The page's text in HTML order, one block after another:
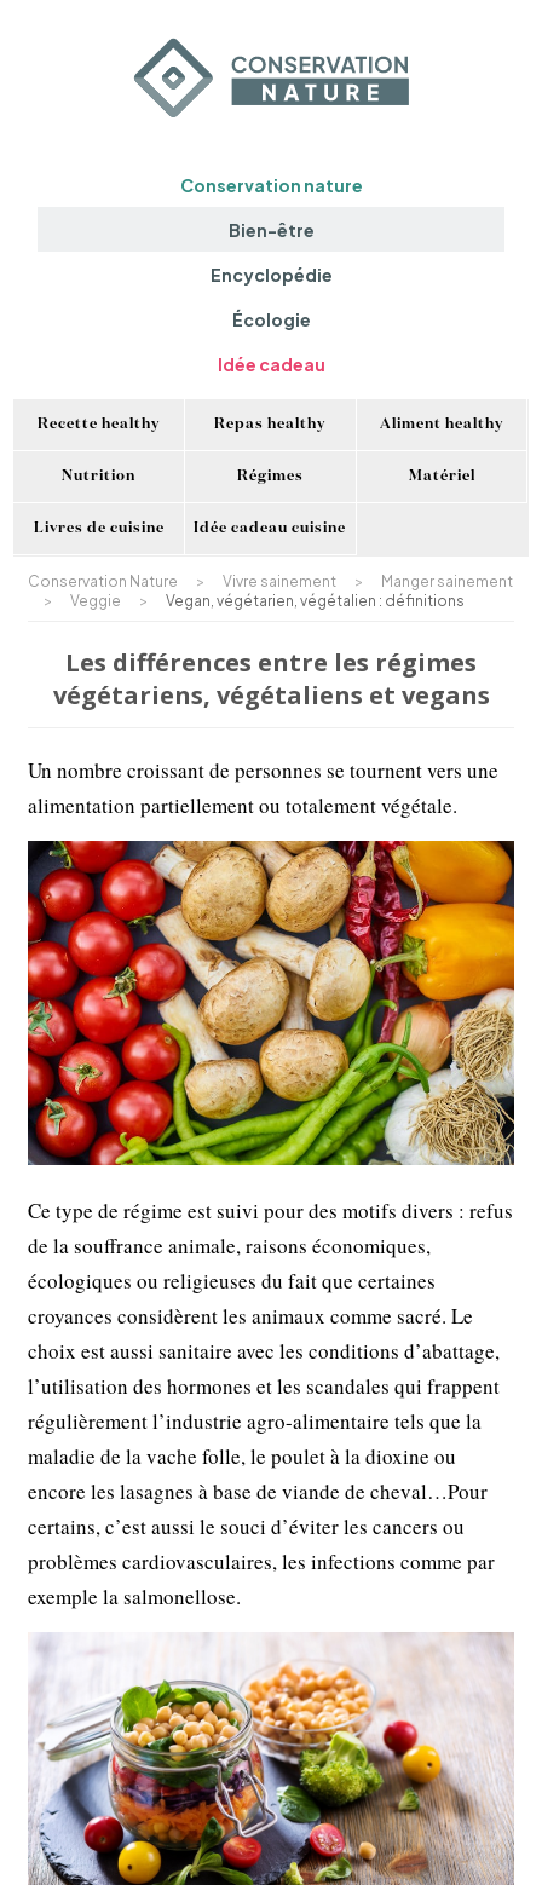
Conservation nature
Bien-être
Encyclopédie
Écologie
Idée cadeau
Recette healthy Repas healthy Aliment healthy
Nutrition Régimes Matériel
Livres de cuisine Idée cadeau cuisine
Conservation Nature > Vivre sainement >
Manger sainement
>
Veggie > Vegan, végétarien, végétalien : définitions
Les différences entre les régimes
végétariens, végétaliens et vegans
Un nombre croissant de personnes se tournent vers une
alimentation partiellement ou totalement végétale.
Ce type de régime est suivi pour des motifs divers : refus
de la souffrance animale, raisons économiques,
écologiques ou religieuses du fait que certaines
croyances considèrent les animaux comme sacré. Le
choix est aussi sanitaire avec les conditions d’abattage,
l’utilisation des hormones et les scandales qui frappent
régulièrement l’industrie agro-alimentaire tels que la
maladie de la vache folle, le poulet à la dioxine ou
encore les lasagnes à base de viande de cheval…Pour
certains, c’est aussi le souci d’éviter les cancers ou
problèmes cardiovasculaires, les infections comme par
exemple la salmonellose.